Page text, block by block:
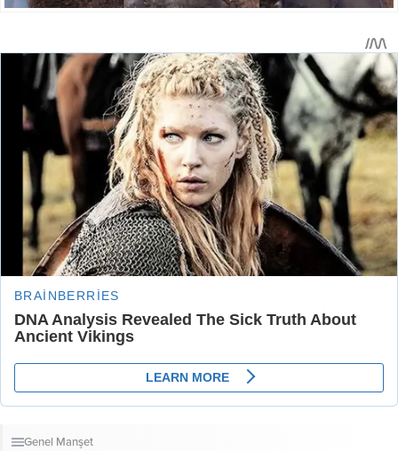
Genel Manşet